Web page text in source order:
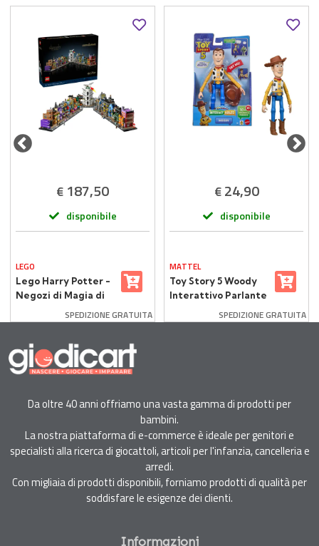
€ 187,50
disponibile
LEGO
Lego Harry Potter -
Negozi di Magia di
SPEDIZIONE GRATUITA
€ 24,90
disponibile
MATTEL
Toy Story 5 Woody
Interattivo Parlante
SPEDIZIONE GRATUITA
Da oltre 40 anni offriamo una vasta gamma di prodotti per
bambini.
La nostra piattaforma di e-commerce è ideale per genitori e
specialisti alla ricerca di giocattoli, articoli per l'infanzia, cancelleria e
arredi.
Con migliaia di prodotti disponibili, forniamo prodotti di qualità per
soddisfare le esigenze dei clienti.
Informazioni